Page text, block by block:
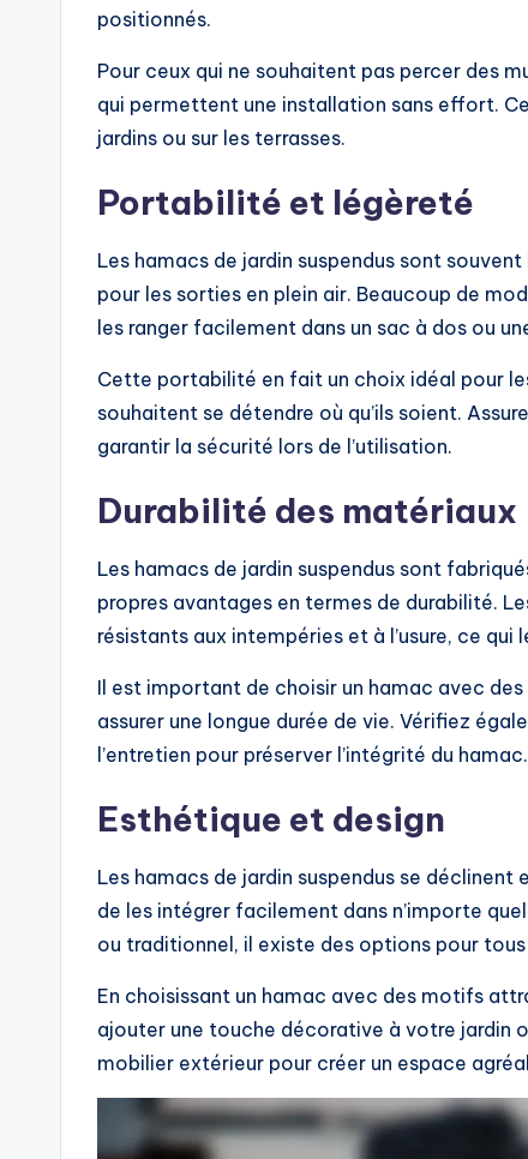
positionnés.
Pour ceux qui ne souhaitent pas percer des
qui permettent une installation sans effort.
jardins ou sur les terrasses.
Portabilité et légèreté
Les hamacs de jardin suspendus sont
pour les sorties en plein air. Beaucoup de
les ranger facilement dans un sac à dos ou
Cette portabilité en fait un choix idéal pour
souhaitent se détendre où qu’ils soient.
garantir la sécurité lors de l’utilisation.
Durabilité des matériaux
Les hamacs de jardin suspendus sont
propres avantages en termes de durabilité.
résistants aux intempéries et à l’usure, ce
Il est important de choisir un hamac avec
assurer une longue durée de vie. Vérifiez
l’entretien pour préserver l’intégrité du hamac.
Esthétique et design
Les hamacs de jardin suspendus se
de les intégrer facilement dans n’importe
ou traditionnel, il existe des options pour
En choisissant un hamac avec des motifs
ajouter une touche décorative à votre jardin
mobilier extérieur pour créer un espace